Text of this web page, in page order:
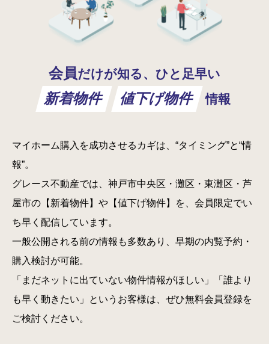
会員だけが知る、ひと足早い
新着物件 値下げ物件 情報
マイホーム購入を成功させるカギは、“タイミング”と“情
報”。
グレース不動産では、神戸市中央区・灘区・東灘区・芦
屋市の【新着物件】や【値下げ物件】を、会員限定でい
ち早く配信しています。
一般公開される前の情報も多数あり、早期の内覧予約・
購入検討が可能。
「まだネットに出ていない物件情報がほしい」「誰より
も早く動きたい」というお客様は、ぜひ無料会員登録を
ご検討ください。